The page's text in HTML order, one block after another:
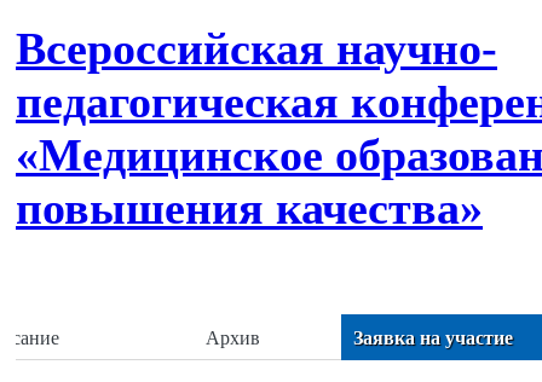
Всероссийская научно-
педагогическая
«Медицинское
повышения качества»
Архив Заявка на участие